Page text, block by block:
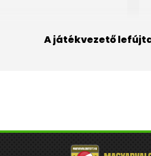
A játékvezető